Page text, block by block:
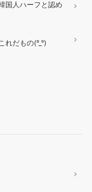
人ハーフと認め
れだもの(°_°)